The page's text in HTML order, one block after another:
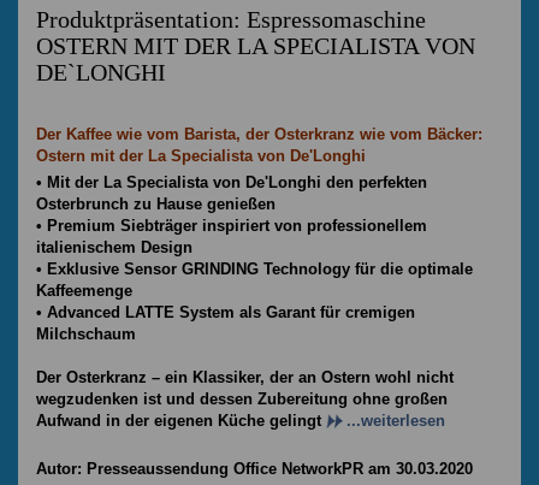
Produktpräsentation: Espressomaschine
OSTERN MIT DER LA SPECIALISTA VON
DE`LONGHI
Der Kaffee wie vom Barista, der Osterkranz wie vom Bäcker:
Ostern mit der La Specialista von De'Longhi
• Mit der La Specialista von De'Longhi den perfekten
Osterbrunch zu Hause genießen
• Premium Siebträger inspiriert von professionellem
italienischem Design
• Exklusive Sensor GRINDING Technology für die optimale
Kaffeemenge
• Advanced LATTE System als Garant für cremigen
Milchschaum
Der Osterkranz – ein Klassiker, der an Ostern wohl nicht
wegzudenken ist und dessen Zubereitung ohne großen
Aufwand in der eigenen Küche gelingt
...weiterlesen
Autor: Presseaussendung Office NetworkPR am 30.03.2020